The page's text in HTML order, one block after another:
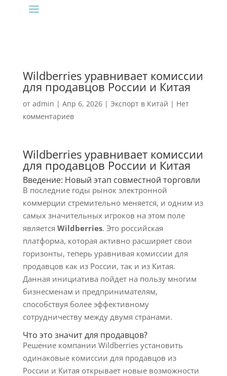
Wildberries уравнивает комиссии
для продавцов России и Китая
от admin | Апр 6, 2026| Экспорт в Китай | Нет
комментариев
Wildberries уравнивает комиссии
для продавцов России и Китая
Введение: Новый этап совместной торговли
В последние годы рынок электронной
коммерции стремительно меняется, и одним из
самых значительных игроков на этом поле
является Wildberries. Это российская
платформа, которая активно расширяет свои
горизонты, теперь уравнивая комиссии для
продавцов как из России, так и из Китая.
Данная инициатива пойдет на пользу многим
бизнесменам и предпринимателям,
способствуя более эффективному
сотрудничеству между двумя странами.
Что это значит для продавцов?
Решение компании Wildberries установить
одинаковые комиссии для продавцов из
России и Китая открывает новые возможности